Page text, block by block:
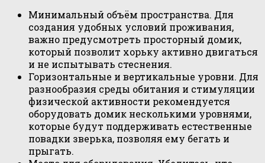
Минимальный объём пространства. Для
создания удобных условий проживания,
важно предусмотреть просторный домик,
который позволит хорьку активно двигаться
и не испытывать стеснения.
Горизонтальные и вертикальные уровни. Для
разнообразия среды обитания и стимуляции
физической активности рекомендуется
оборудовать домик несколькими уровнями,
которые будут поддерживать естественные
повадки зверька, позволяя ему бегать и
прыгать.